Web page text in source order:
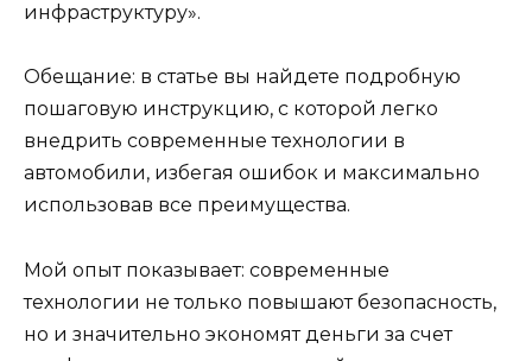
инфраструктуру».
Обещание: в статье вы найдете подробную
пошаговую инструкцию, с которой легко
внедрить современные технологии в
автомобили, избегая ошибок и максимально
использовав все преимущества.
Мой опыт показывает: современные
технологии не только повышают безопасность,
но и значительно экономят деньги за счет